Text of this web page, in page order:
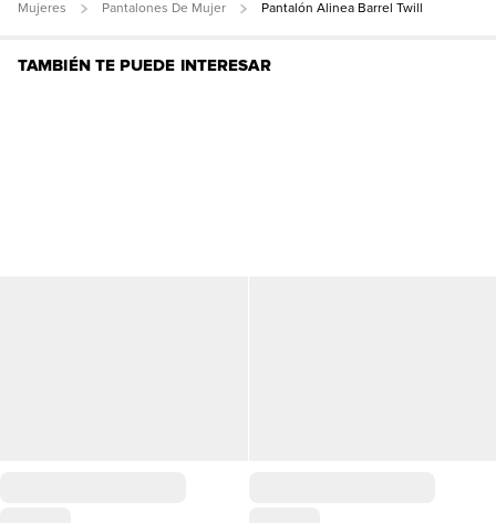
Mujeres Pantalones De Mujer Pantalón Alinea Barrel Twill
TAMBIÉN TE PUEDE INTERESAR